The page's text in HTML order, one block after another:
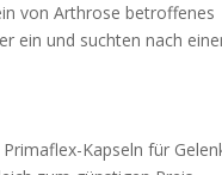
von Arthrose betroffenes
ein und suchten nach
Kapseln für